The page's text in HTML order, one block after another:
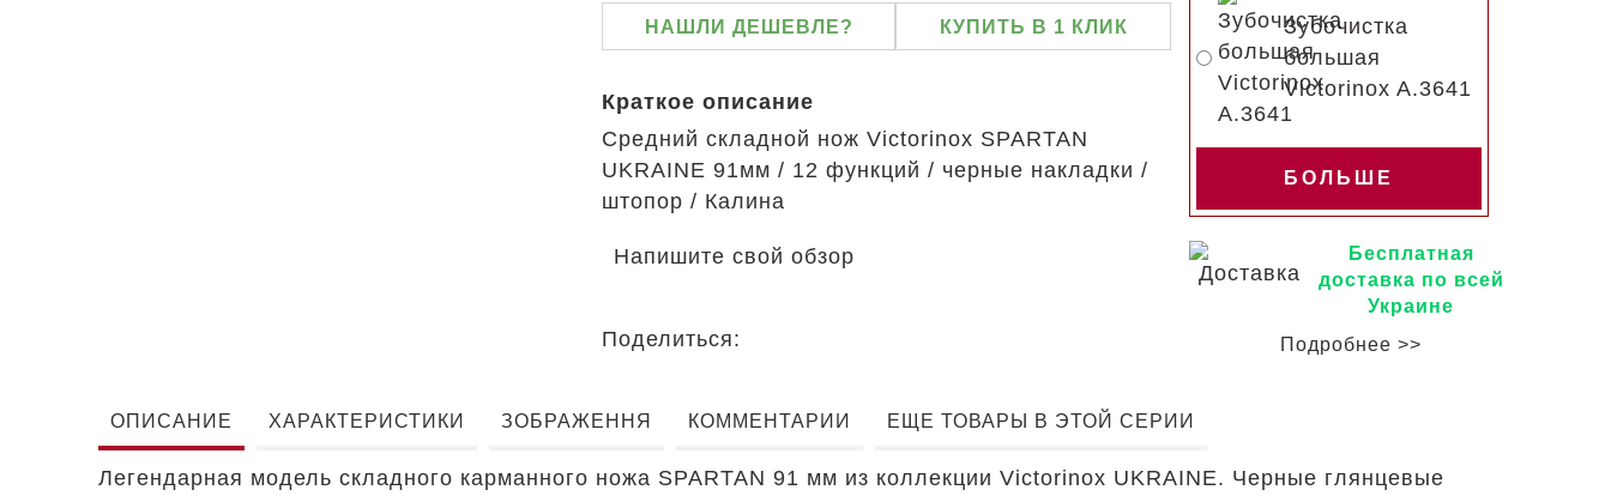
НАШЛИ ДЕШЕВЛЕ? КУПИТЬ В 1 КЛИК
Краткое описание
Средний складной нож Victorinox SPARTAN
UKRAINE 91мм / 12 функций / черные накладки /
штопор / Калина
Напишите свой обзор
Поделиться:
Зубочистка
большая
Victorinox A.3641
БОЛЬШЕ
Бесплатная
доставка по всей
Украине
Подробнее >>
ОПИСАНИЕ ХАРАКТЕРИСТИКИ ЗОБРАЖЕННЯ КОММЕНТАРИИ ЕЩЕ ТОВАРЫ В ЭТОЙ СЕРИИ
Легендарная модель складного карманного ножа SPARTAN 91 мм из коллекции Victorinox UKRAINE. Черные глянцевые